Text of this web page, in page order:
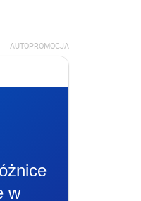
AUTOPROMOCJA
w